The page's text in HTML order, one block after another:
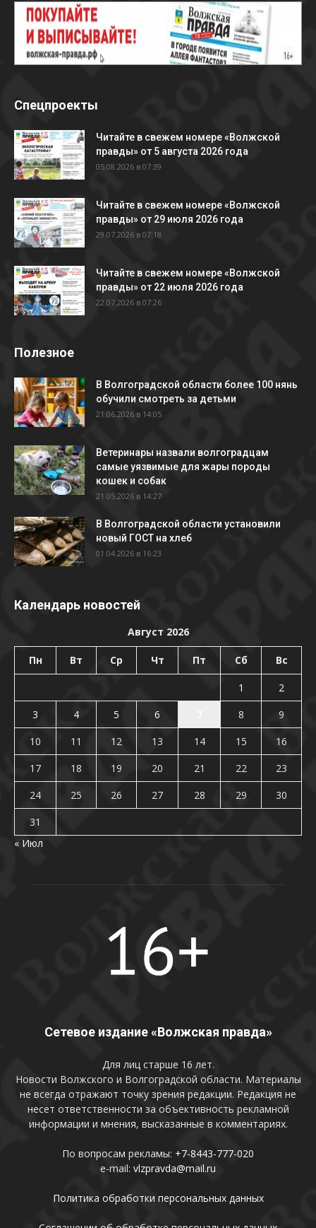
Спецпроекты
Читайте в свежем номере «Волжской
правды» от 5 августа 2026 года
05.08.2026 в 07:39
Читайте в свежем номере «Волжской
правды» от 29 июля 2026 года
29.07.2026 в 07:18
Читайте в свежем номере «Волжской
правды» от 22 июля 2026 года
22.07.2026 в 07:26
Полезное
В Волгоградской области более 100 нянь
обучили смотреть за детьми
21.06.2026 в 14:05
Ветеринары назвали волгоградцам
самые уязвимые для жары породы
кошек и собак
21.05.2026 в 14:27
В Волгоградской области установили
новый ГОСТ на хлеб
01.04.2026 в 16:23
Календарь новостей
Август 2026
Пн Вт Ср Чт Пт Сб Вс
1
2
3
4 5 6 8
9
10
11 12 13 14 15
16
17
18 19 20 21 22
23
24
25 26 27 28 29
30
31
« Июл
Сетевое издание «Волжская правда»
Для лиц старше 16 лет.
Новости Волжского и Волгоградской области. Материалы
не всегда отражают точку зрения редакции. Редакция не
несет ответственности за объективность рекламной
информации и мнения, высказанные в комментариях.
По вопросам рекламы: +7-8443-777-020
e-mail: vlzpravda@mail.ru
Политика обработки персональных данных